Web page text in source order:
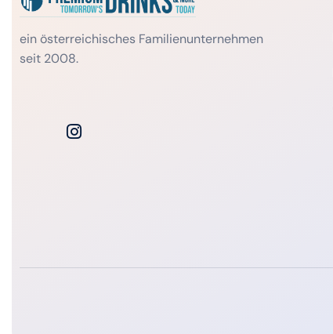
ein österreichisches Familienunternehmen
seit 2008.